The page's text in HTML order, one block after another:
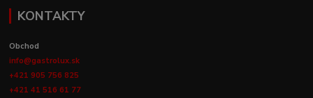
KONTAKTY
Obchod
info@gastrolux.sk
+421 905 756 825
+421 41 516 61 77